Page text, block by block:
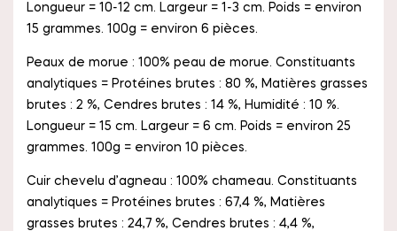
Longueur = 10-12 cm. Largeur = 1-3 cm. Poids = environ
15 grammes. 100g = environ 6 pièces.
Peaux de morue : 100% peau de morue. Constituants
analytiques = Protéines brutes : 80 %, Matières grasses
brutes : 2 %, Cendres brutes : 14 %, Humidité : 10 %.
Longueur = 15 cm. Largeur = 6 cm. Poids = environ 25
grammes. 100g = environ 10 pièces.
Cuir chevelu d’agneau : 100% chameau. Constituants
analytiques = Protéines brutes : 67,4 %, Matières
grasses brutes : 24,7 %, Cendres brutes : 4,4 %,